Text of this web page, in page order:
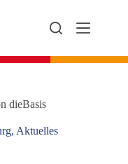
dieBasis
, Aktuelles